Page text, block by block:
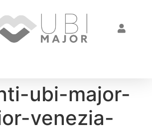
ubi-major-
venezia-